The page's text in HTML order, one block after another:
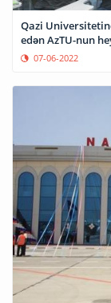
Qazi
edən AzTU-nun
07-06-2022